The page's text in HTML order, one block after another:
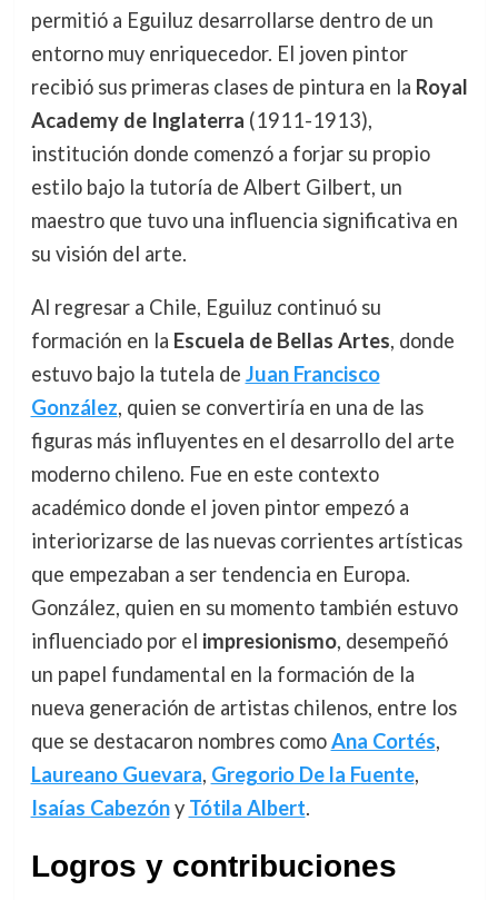
permitió a Eguiluz desarrollarse dentro de un
entorno muy enriquecedor. El joven pintor
recibió sus primeras clases de pintura en la Royal
Academy de Inglaterra (1911-1913),
institución donde comenzó a forjar su propio
estilo bajo la tutoría de Albert Gilbert, un
maestro que tuvo una influencia significativa en
su visión del arte.
Al regresar a Chile, Eguiluz continuó su
formación en la Escuela de Bellas Artes, donde
estuvo bajo la tutela de Juan Francisco
González, quien se convertiría en una de las
figuras más influyentes en el desarrollo del arte
moderno chileno. Fue en este contexto
académico donde el joven pintor empezó a
interiorizarse de las nuevas corrientes artísticas
que empezaban a ser tendencia en Europa.
González, quien en su momento también estuvo
influenciado por el impresionismo, desempeñó
un papel fundamental en la formación de la
nueva generación de artistas chilenos, entre los
que se destacaron nombres comoAna Cortés,
Laureano Guevara, Gregorio De la Fuente,
Isaías Cabezóny Tótila Albert.
Logros y contribuciones